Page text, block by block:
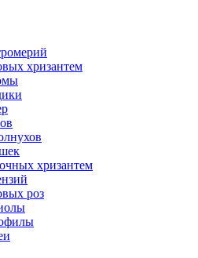
хризантем
хризантем
роз